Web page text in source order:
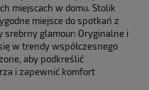
miejscach w domu. Stolik
miejsce do spotkań z
srebrny glamour: Oryginalne i
w trendy współczesnego
aby podkreślić
i zapewnić komfort